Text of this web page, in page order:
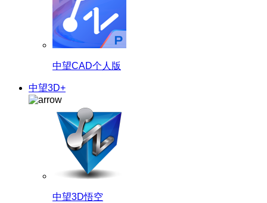
中望CAD个人版
中望3D+
中望3D悟空